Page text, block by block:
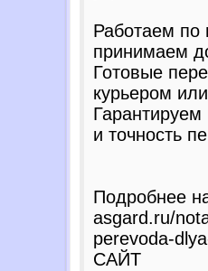
Работаем
принимаем
Готовые
курьером
и точность
Подробнее
asgard.ru/
perevoda-
САЙТ